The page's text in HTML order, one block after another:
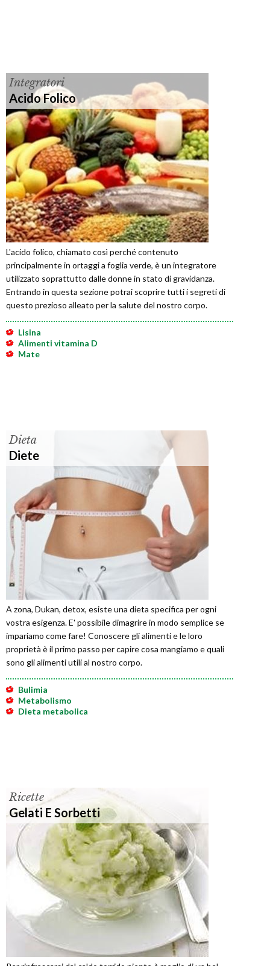
Integratori
Acido Folico
L'acido folico, chiamato così perché contenuto
principalmente in ortaggi a foglia verde, è un integratore
utilizzato soprattutto dalle donne in stato di gravidanza.
Entrando in questa sezione potrai scoprire tutti i segreti di
questo prezioso alleato per la salute del nostro corpo.
Lisina
Alimenti vitamina D
Mate
Dieta
Diete
A zona, Dukan, detox, esiste una dieta specifica per ogni
vostra esigenza. E' possibile dimagrire in modo semplice se
impariamo come fare! Conoscere gli alimenti e le loro
proprietà è il primo passo per capire cosa mangiamo e quali
sono gli alimenti utili al nostro corpo.
Bulimia
Metabolismo
Dieta metabolica
Ricette
Gelati E Sorbetti